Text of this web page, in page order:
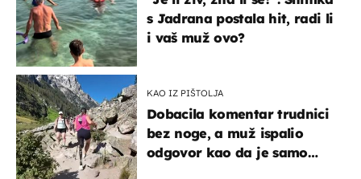
s Jadrana postala hit, radi li
i vaš muž ovo?
KAO IZ PIŠTOLJA
Dobacila komentar trudnici
bez noge, a muž ispalio
odgovor kao da je samo